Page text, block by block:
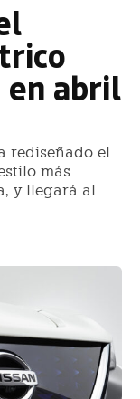
en abril
rediseñado el
más
y llegará al